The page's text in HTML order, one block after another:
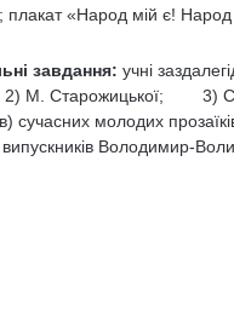
плакат «Народ мій є!
завдання: учні
М. Старожицької; 3) С.
сучасних молодих
випускників Володимир-